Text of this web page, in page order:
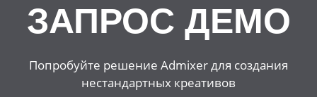
ЗАПРОС ДЕМО
Попробуйте решение Admixer для создания
нестандартных креативов